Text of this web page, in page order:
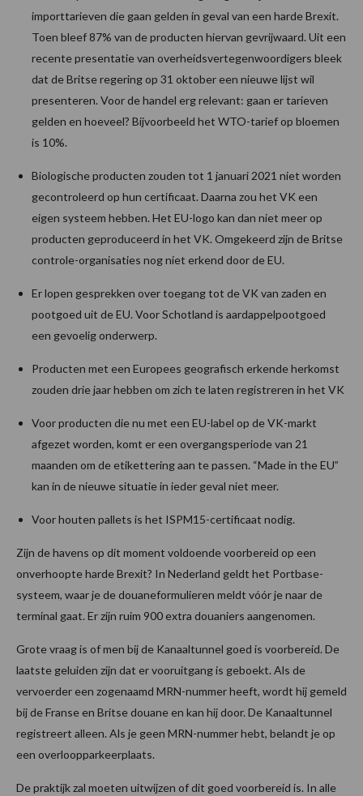
importtarieven die gaan gelden in geval van een harde Brexit.
Toen bleef 87% van de producten hiervan gevrijwaard. Uit een
recente presentatie van overheidsvertegenwoordigers bleek
dat de Britse regering op 31 oktober een nieuwe lijst wil
presenteren. Voor de handel erg relevant: gaan er tarieven
gelden en hoeveel? Bijvoorbeeld het WTO-tarief op bloemen
is 10%.
Biologische producten zouden tot 1 januari 2021 niet worden
gecontroleerd op hun certificaat. Daarna zou het VK een
eigen systeem hebben. Het EU-logo kan dan niet meer op
producten geproduceerd in het VK. Omgekeerd zijn de Britse
controle-organisaties nog niet erkend door de EU.
Er lopen gesprekken over toegang tot de VK van zaden en
pootgoed uit de EU. Voor Schotland is aardappelpootgoed
een gevoelig onderwerp.
Producten met een Europees geografisch erkende herkomst
zouden drie jaar hebben om zich te laten registreren in het VK
Voor producten die nu met een EU-label op de VK-markt
afgezet worden, komt er een overgangsperiode van 21
maanden om de etikettering aan te passen. “Made in the EU”
kan in de nieuwe situatie in ieder geval niet meer.
Voor houten pallets is het ISPM15-certificaat nodig.
Zijn de havens op dit moment voldoende voorbereid op een
onverhoopte harde Brexit? In Nederland geldt het Portbase-
systeem, waar je de douaneformulieren meldt vóór je naar de
terminal gaat. Er zijn ruim 900 extra douaniers aangenomen.
Grote vraag is of men bij de Kanaaltunnel goed is voorbereid. De
laatste geluiden zijn dat er vooruitgang is geboekt. Als de
vervoerder een zogenaamd MRN-nummer heeft, wordt hij gemeld
bij de Franse en Britse douane en kan hij door. De Kanaaltunnel
registreert alleen. Als je geen MRN-nummer hebt, belandt je op
een overloopparkeerplaats.
De praktijk zal moeten uitwijzen of dit goed voorbereid is. In alle